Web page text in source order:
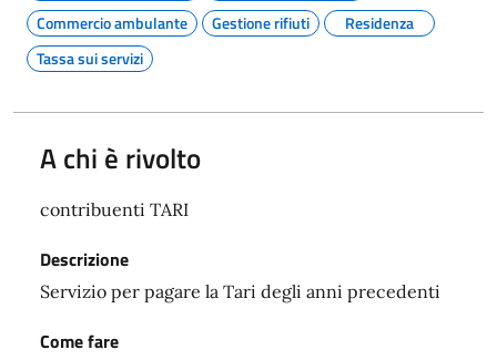
Commercio ambulante
Gestione rifiuti
Residenza
Tassa sui servizi
A chi è rivolto
contribuenti TARI
Descrizione
Servizio per pagare la Tari degli anni precedenti
Come fare